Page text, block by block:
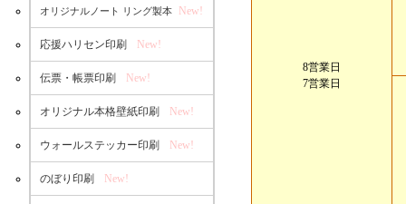
8営業日
7営業日
オリジナルノート リング製本 New!
応援ハリセン印刷 New!
伝票・帳票印刷 New!
オリジナル本格壁紙印刷 New!
ウォールステッカー印刷 New!
のぼり印刷 New!